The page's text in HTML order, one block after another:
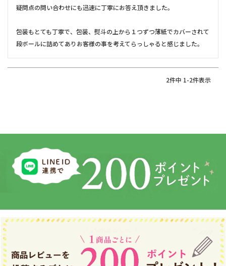
疑問点の問い合わせにも迅速に丁寧にお答え頂きました。
包装もとても丁寧で、包装、熨斗の上から１つずつ薄紙でカバーされて
段ボールに詰めてありお客様の事を考えてらっしゃると感じました。
2件中 1-2件表示